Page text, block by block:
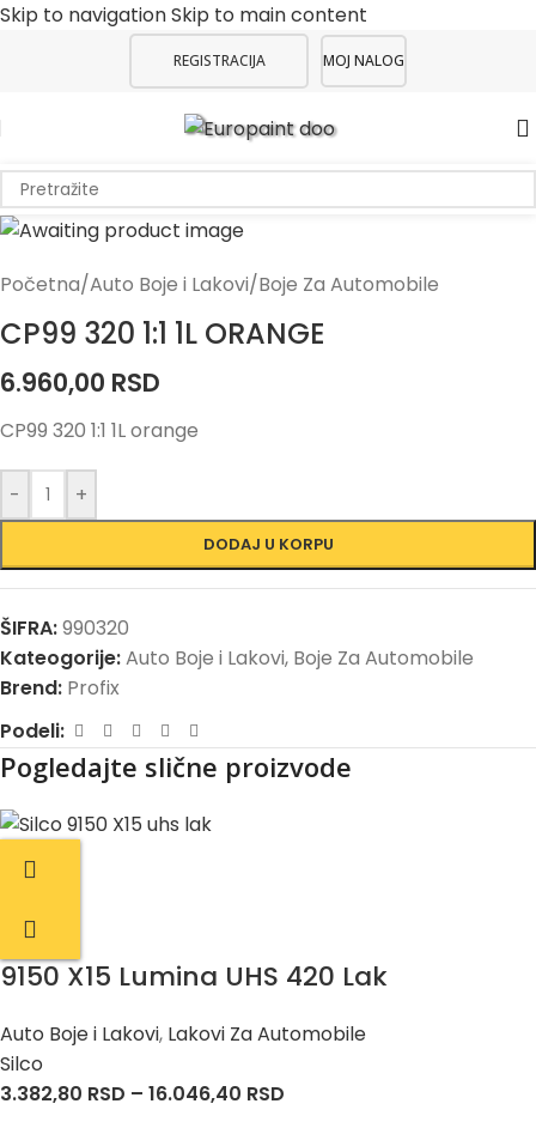
Skip to navigationSkip to main content
REGISTRACIJA MOJ NALOG
Početna/Auto Boje i Lakovi/Boje Za Automobile
CP99 320 1:1 1L ORANGE
6.960,00 RSD
CP99 320 1:1 1L orange
- +
DODAJ U KORPU
ŠIFRA:990320
Kateogorije:Auto Boje i Lakovi, Boje Za Automobile
Brend: Profix
Podeli:
Pogledajte slične proizvode
9150 X15 Lumina UHS 420 Lak
Auto Boje i Lakovi, Lakovi Za Automobile
Silco
3.382,80 RSD – 16.046,40 RSD